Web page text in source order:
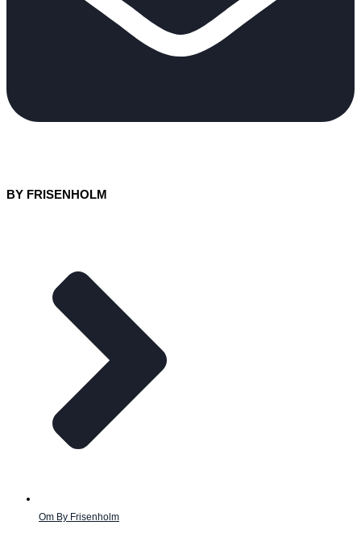
BY FRISENHOLM
Om By Frisenholm